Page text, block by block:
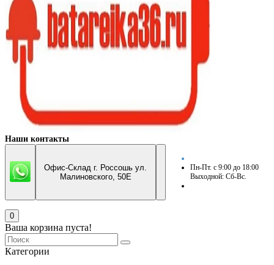
Наши контакты
Офис-Склад г. Россошь ул.
Малиновского, 50Е
Пн-Пт. с 9:00 до 18:00
Выходной: Сб-Вс.
0
Ваша корзина пуста!
Категории